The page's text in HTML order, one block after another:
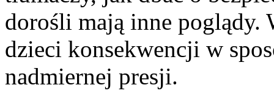
dorośli mają inne poglądy.
dzieci konsekwencji w
nadmiernej presji.